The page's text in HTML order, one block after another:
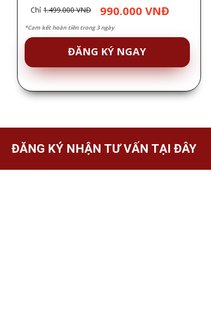
ĐĂNG KÝ NHẬN TƯ VẤN TẠI ĐÂY
ĐĂNG KÝ NGAY
Chỉ1.499.000 VNĐ 990.000 VNĐ
*Cam kết hoàn tiền trong 3 ngày